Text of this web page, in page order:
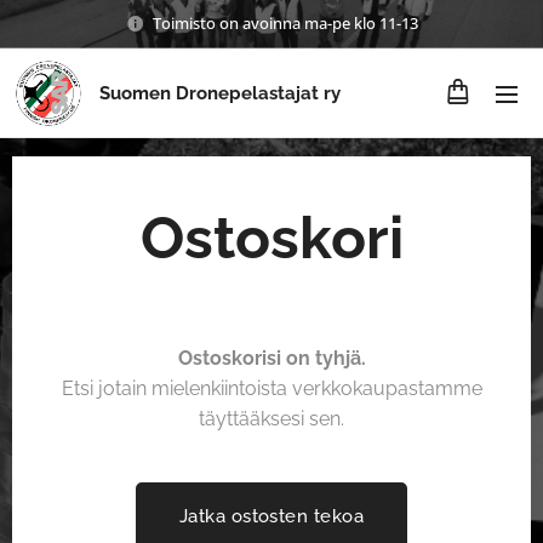
Toimisto on avoinna ma-pe klo 11-13
Suomen Dronepelastajat ry
Ostoskori
Ostoskorisi on tyhjä.
Etsi jotain mielenkiintoista verkkokaupastamme
täyttääksesi sen.
Jatka ostosten tekoa